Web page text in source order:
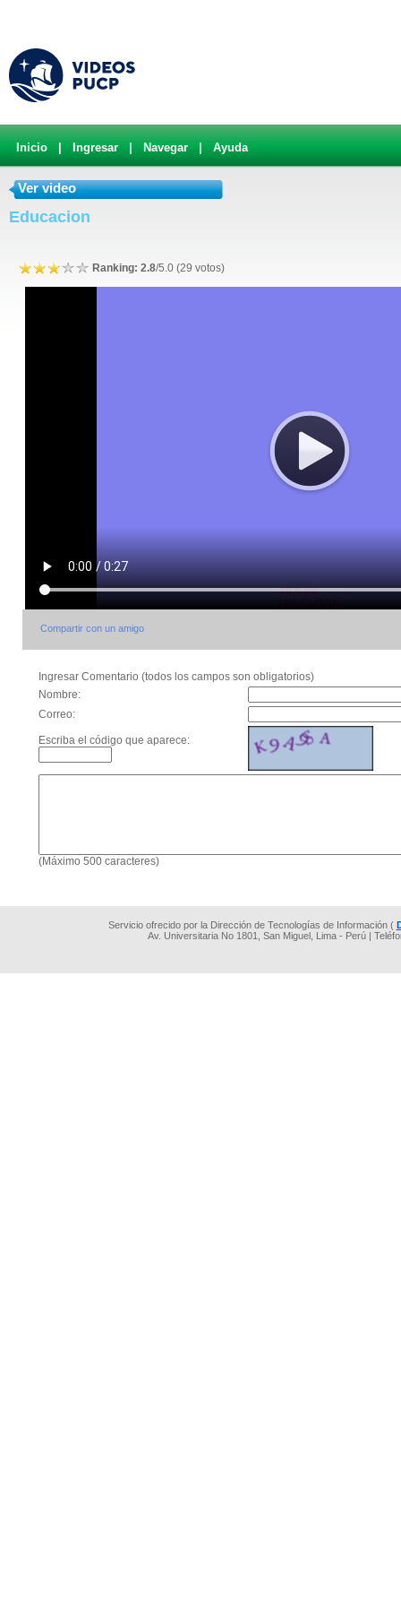
Inicio Ingresar Navegar Ayuda
Ver video
Educacion
Ranking: 2.8/5.0 (29 votos)
Compartir con un amigo
Ingresar Comentario (todos los campos son obligatorios)
Nombre:
Correo:
Escriba el código que aparece:
(Máximo 500 caracteres)
Servicio ofrecido por la Dirección de Tecnologías de Información (
Av. Universitaria No 1801, San Miguel, Lima - Perú |